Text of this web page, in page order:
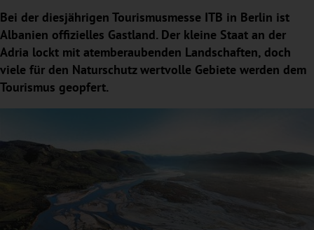
Bei der diesjährigen Tourismusmesse ITB in Berlin ist
Albanien offizielles Gastland. Der kleine Staat an der
Adria lockt mit atemberaubenden Landschaften, doch
viele für den Naturschutz wertvolle Gebiete werden dem
Tourismus geopfert.